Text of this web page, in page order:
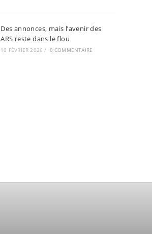
Des annonces, mais l’avenir des
ARS reste dans le flou
10 FÉVRIER 2026 / 0 COMMENTAIRE